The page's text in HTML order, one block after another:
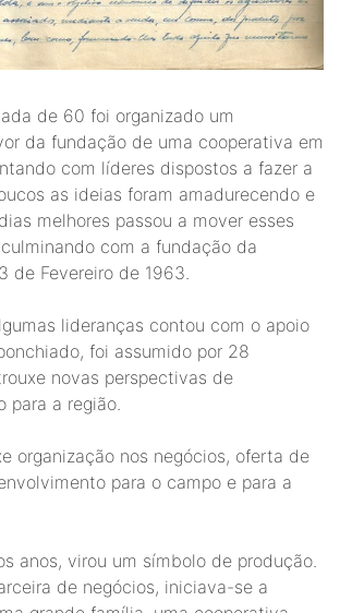
de 60 foi organizado um
da fundação de uma cooperativa em
com líderes dispostos a fazer a
as ideias foram amadurecendo e
melhores passou a mover esses
com a fundação da
de Fevereiro de 1963.
lideranças contou com o apoio
foi assumido por 28
novas perspectivas de
para a região.
organização nos negócios, oferta de
para o campo e para a
anos, virou um símbolo de produção.
de negócios, iniciava-se a